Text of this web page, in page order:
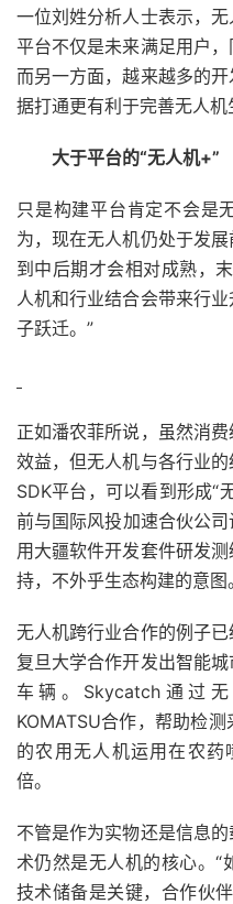
一位刘姓分析人士表示，
平台不仅是未来满足用户，
而另一方面，越来越多的
据打通更有利于完善无人机
大于平台的“无人机+”
只是构建平台肯定不会是
为，现在无人机仍处于发
到中后期才会相对成熟，
人机和行业结合会带来行
子跃迁。”
正如潘农菲所说，虽然消
效益，但无人机与各行业
SDK平台，可以看到形成“
前与国际风投加速合伙公
用大疆软件开发套件研发
持，不外乎生态构建的意图。
无人机跨行业合作的例子
复旦大学合作开发出智能
车辆。Skycatch通过
KOMATSU合作，帮助检
的农用无人机运用在农
倍。
不管是作为实物还是信息
术仍然是无人机的核心。“
技术储备是关键，合作伙